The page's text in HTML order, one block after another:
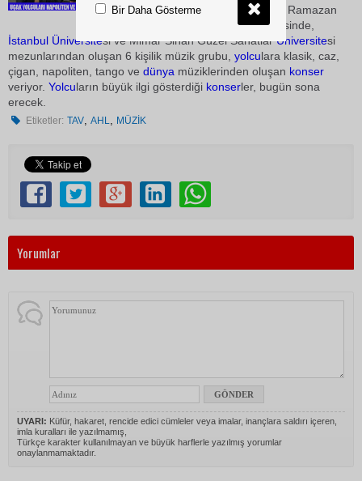
TAV Havalimanları Holding
'in Ramazan
Bayramı kutlamaları çerçevesinde,
İstanbul Üniversitesi ve Mimar Sinan Güzel SanatlarÜniversitesi
mezunlarından oluşan 6 kişilik müzik grubu, yolculara klasik, caz,
çigan, napoliten, tango ve dünya müziklerinden oluşan konser
veriyor. Yolcuların büyük ilgi gösterdiği konserler, bugün sona
erecek.
Etiketler: TAV,AHL, MÜZİK
Yorumlar
UYARI: Küfür, hakaret, rencide edici cümleler veya imalar, inançlara saldırı içeren,
imla kuralları ile yazılmamış,
Türkçe karakter kullanılmayan ve büyük harflerle yazılmış yorumlar
onaylanmamaktadır.
Bir Daha Gösterme